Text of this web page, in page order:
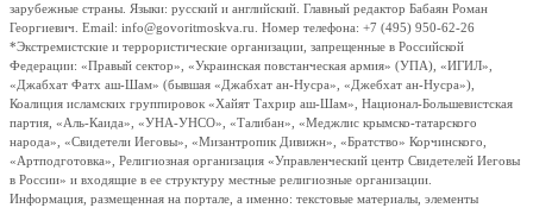
зарубежные страны. Языки: русский и английский. Главный редактор Бабаян Роман
Георгиевич. Email: info@govoritmoskva.ru. Номер телефона: +7 (495) 950-62-26
*Экстремистские и террористические организации, запрещенные в Российской
Федерации: «Правый сектор», «Украинская повстанческая армия» (УПА), «ИГИЛ»,
«Джабхат Фатх аш-Шам» (бывшая «Джабхат ан-Нусра», «Джебхат ан-Нусра»),
Коалиция исламских группировок «Хайят Тахрир аш-Шам», Национал-Большевистская
партия, «Аль-Каида», «УНА-УНСО», «Талибан», «Меджлис крымско-татарского
народа», «Свидетели Иеговы», «Мизантропик Дивижн», «Братство» Корчинского,
«Артподготовка», Религиозная организация «Управленческий центр Свидетелей Иеговы
в России» и входящие в ее структуру местные религиозные организации.
Информация, размещенная на портале, а именно: текстовые материалы, элементы